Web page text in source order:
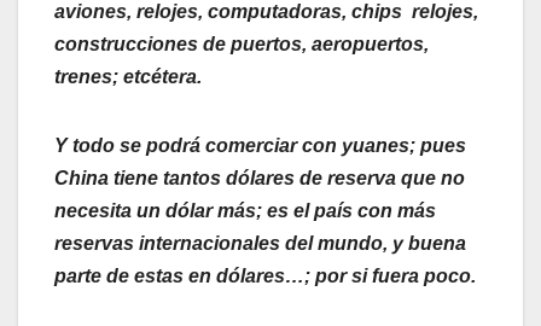
aviones, relojes, computadoras, chips relojes,
construcciones de puertos, aeropuertos,
trenes; etcétera.
Y todo se podrá comerciar con yuanes; pues
China tiene tantos dólares de reserva que no
necesita un dólar más; es el país con más
reservas internacionales del mundo, y buena
parte de estas en dólares…; por si fuera poco.